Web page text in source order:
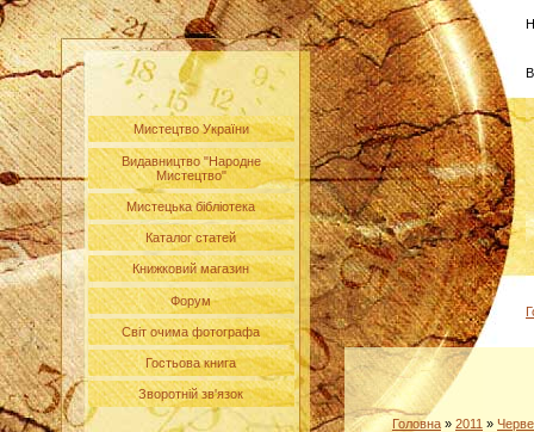
Мистецтво України
Видавництво "Народне
Мистецтво"
Мистецька бібліотека
Каталог статей
Книжковий магазин
Форум
Світ очима фотографа
Гостьова книга
Зворотній зв'язок
Головна » 2011 »